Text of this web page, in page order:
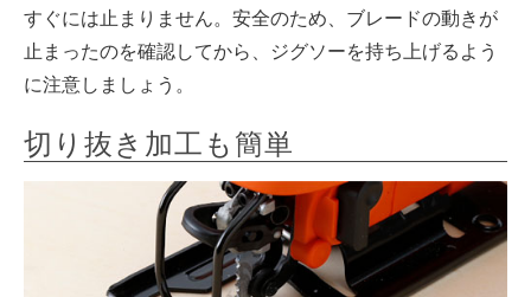
すぐには止まりません。安全のため、ブレードの動きが
止まったのを確認してから、ジグソーを持ち上げるよう
に注意しましょう。
切り抜き加工も簡単